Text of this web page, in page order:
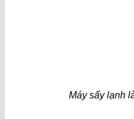
Máy sấy lạnh